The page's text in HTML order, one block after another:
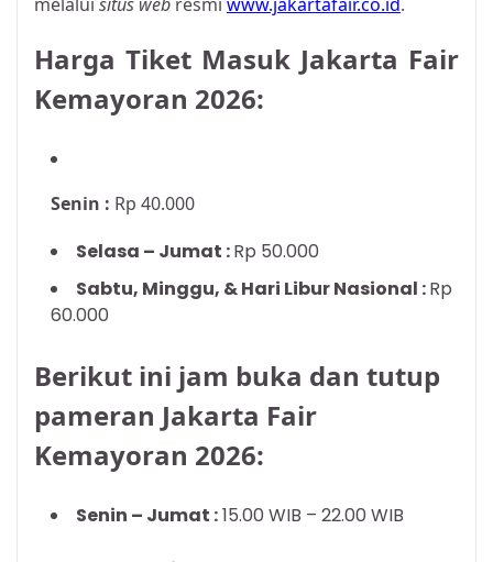
Harga Tiket Masuk Jakarta Fair
Kemayoran 2026:
Senin : Rp 40.000
Selasa – Jumat :Rp 50.000
Sabtu, Minggu, & Hari Libur Nasional :Rp
60.000
Berikut ini jam buka dan tutup
pameran Jakarta Fair
Kemayoran 2026:
Senin – Jumat :15.00 WIB – 22.00 WIB